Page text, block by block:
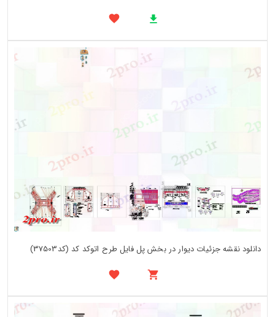
دانلود نقشه جزئیات دیوار در بخش پل فایل طرح اتوکد کد (کد37503)